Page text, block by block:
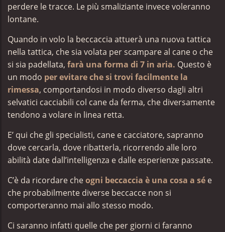
perdere le tracce. Le più smaliziante invece voleranno
lontane.
Quando in volo la beccaccia attuerà una nuova tattica
nella tattica, che sia volata per scampare al cane o che
si sia padellata, farà una forma di 7 in aria. Questo è
un modo per evitare che si trovi facilmente la
rimessa, comportandosi in modo diverso dagli altri
selvatici cacciabili col cane da ferma, che diversamente
tendono a volare in linea retta.
E’ qui che gli specialisti, cane e cacciatore, sapranno
dove cercarla, dove ribatterla, ricorrendo alle loro
abilità date dall’intelligenza e dalle esperienze passate.
C’è da ricordare cheogni beccaccia è una cosa a sé e
che probabilmente diverse beccacce non si
comporteranno mai allo stesso modo.
Ci saranno infatti quelle che per giorni ci faranno